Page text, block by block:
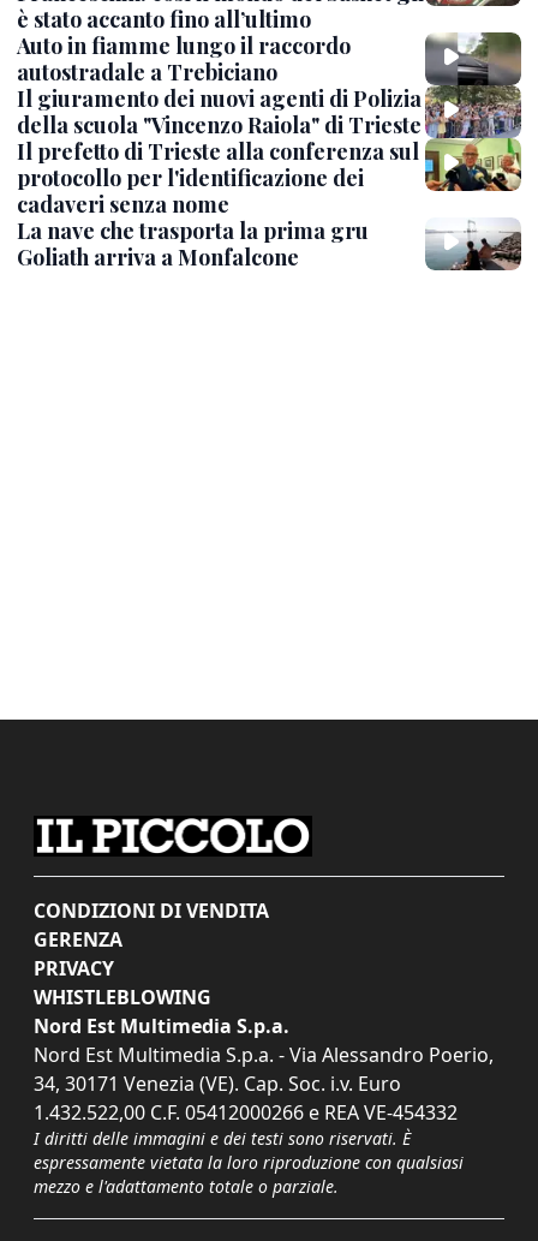
è stato accanto fino all’ultimo
Auto in fiamme lungo il raccordo
autostradale a Trebiciano
Il giuramento dei nuovi agenti di Polizia
della scuola "Vincenzo Raiola" di Trieste
Il prefetto di Trieste alla conferenza sul
protocollo per l'identificazione dei
cadaveri senza nome
La nave che trasporta la prima gru
Goliath arriva a Monfalcone
CONDIZIONI DI VENDITA
GERENZA
PRIVACY
WHISTLEBLOWING
Nord Est Multimedia S.p.a.
Nord Est Multimedia S.p.a. - Via Alessandro Poerio,
34, 30171 Venezia (VE). Cap. Soc. i.v. Euro
1.432.522,00 C.F. 05412000266 e REA VE-454332
I diritti delle immagini e dei testi sono riservati. È
espressamente vietata la loro riproduzione con qualsiasi
mezzo e l'adattamento totale o parziale.